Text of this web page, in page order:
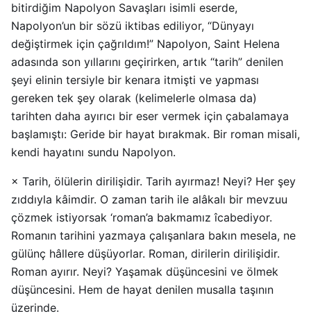
bitirdiğim Napolyon Savaşları isimli eserde,
Napolyon’un bir sözü iktibas ediliyor, “Dünyayı
değiştirmek için çağrıldım!” Napolyon, Saint Helena
adasında son yıllarını geçirirken, artık “tarih” denilen
şeyi elinin tersiyle bir kenara itmişti ve yapması
gereken tek şey olarak (kelimelerle olmasa da)
tarihten daha ayırıcı bir eser vermek için çabalamaya
başlamıştı: Geride bir hayat bırakmak. Bir roman misali,
kendi hayatını sundu Napolyon.
× Tarih, ölülerin dirilişidir. Tarih ayırmaz! Neyi? Her şey
zıddıyla kâimdir. O zaman tarih ile alâkalı bir mevzuu
çözmek istiyorsak ‘roman’a bakmamız îcabediyor.
Romanın tarihini yazmaya çalışanlara bakın mesela, ne
gülünç hâllere düşüyorlar. Roman, dirilerin dirilişidir.
Roman ayırır. Neyi? Yaşamak düşüncesini ve ölmek
düşüncesini. Hem de hayat denilen musalla taşının
üzerinde.